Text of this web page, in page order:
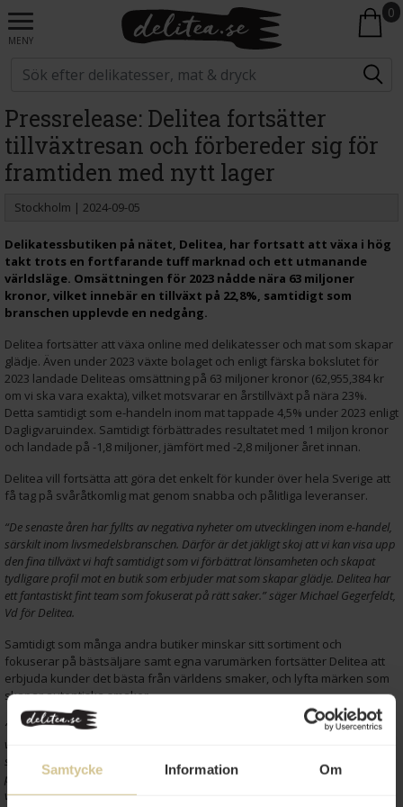
Samtycke Information Om
MENY
0
Pressrelease: Delitea fortsätter
tillväxtresan och förbereder sig för
framtiden med nytt lager
Stockholm | 2024-09-05
Delikatessbutiken på nätet, Delitea, har fortsatt att växa i hög
takt trots en fortfarande tuff marknad och ett utmanande
världsläge. Omsättningen för 2023 nådde nära 63 miljoner
kronor, vilket innebär en tillväxt på 22,8%, samtidigt som
branschen upplevde en nedgång.
Delitea fortsätter att växa online med delikatesser och mat som skapar
glädje. Även under 2023 växte bolaget och enligt färska bokslutet för
2023 landade Deliteas omsättning på 63 miljoner kronor (62,955,384 kr
om vi ska vara exakta), vilket motsvarar en årstillväxt på nära 23%.
Detta samtidigt som e-handeln inom mat tappade 4,5% under 2023 enligt
Dagligvaruindex. Samtidigt förbättrades resultatet med 1 miljon kronor
och landade på -1,8 miljoner, jämfört med -2,8 miljoner året innan.
Delitea vill fortsätta att göra det enkelt för kunder över hela Sverige att
få tag på svåråtkomlig mat genom snabba och pålitliga leveranser.
“De senaste åren har fyllts av negativa nyheter om utvecklingen inom e-handel,
särskilt inom livsmedelsbranschen. Därför är det jäkligt skoj att vi kan visa upp
den fina tillväxt vi haft samtidigt som vi förbättrat lönsamheten och skapat
tydligare profil mot en butik som erbjuder mat som skapar glädje. Delitea har
ett fantastiskt fint team som fokuserat på rätt saker.” säger Michael Gegerfeldt,
Vd för Delitea.
Samtidigt som många andra butiker minskar sitt sortiment och
fokuserar på bästsäljare samt egna varumärken fortsätter Delitea att
erbjuda kunder det bästa från världens smaker, och lyfta märken som
skapar autentiska smaker.
“Arbetet med att skapa en butik där jag själv skulle älska att handla har
verkligen gett resultat. Vi har breddat sortimentet inom de områden där vi ser
störst tillväxtpotential, samtidigt som vi har avslutat större kategorier som inte
passar in i vår framtidsvision. Det har lett till en mycket positiv utveckling, och
vi ska fortsätta att växa i en fin takt, även om vårt primära fokus är att bygga